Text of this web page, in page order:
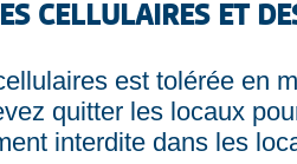
CELLULAIRES ET
est tolérée en
quitter les locaux
interdite dans les